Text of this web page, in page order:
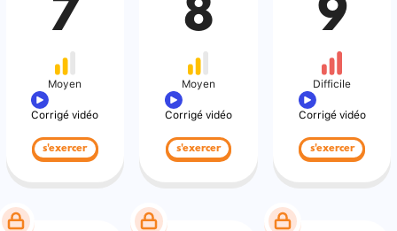
7
Moyen
Corrigé vidéo
s'exercer
8
Moyen
Corrigé vidéo
s'exercer
9
Difficile
Corrigé vidéo
s'exercer